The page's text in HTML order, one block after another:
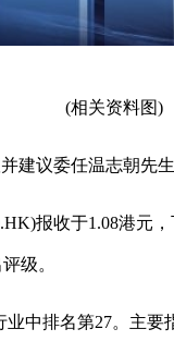
(相关资料图)
建议委任温志朝先
报收于1.08港元
级。
中排名第27。主要